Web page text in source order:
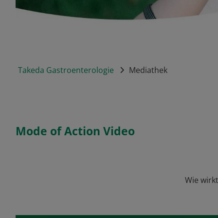
Takeda Gastroenterologie Mediathek
Mode of Action Video
Wie